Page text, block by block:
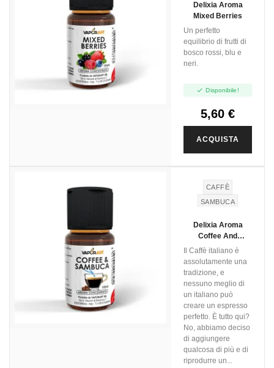
Delixia Aroma
Mixed Berries
Un perfetto
equilibrio di frutti di
bosco rossi, blu e
neri.
 Disponibile!
5,60 €
ACQUISTA
CAFFÈ
SAMBUCA
Delixia Aroma
Coffee And
Sambuca
Il Caffè italiano è
assolutamente una
tradizione, e
nessuno meglio di
un italiano può
creare un espresso
perfetto. È tutto qui?
No, abbiamo deciso
di aggiungere
qualcosa di più e di
riprodurre un...